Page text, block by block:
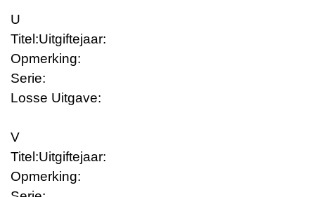
U
Titel:Uitgiftejaar:
Opmerking:
Serie:
Losse Uitgave:
V
Titel:Uitgiftejaar:
Opmerking: